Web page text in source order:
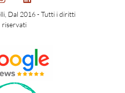
Dal 2016 - Tutti i diritti
riservati